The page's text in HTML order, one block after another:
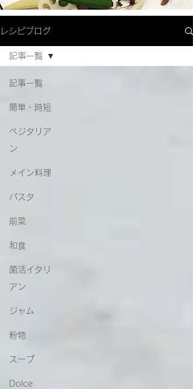
レシピブログ
記事一覧
簡単・時短
ベジタリア
ン
メイン料理
パスタ
前菜
和食
菌活イタリ
アン
ジャム
粉物
スープ
Dolce
記事一覧